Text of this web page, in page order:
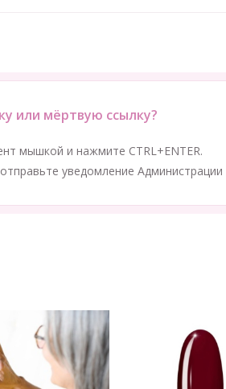
или мёртвую ссылку?
мышкой и нажмите CTRL+ENTER.
уведомление Администрации